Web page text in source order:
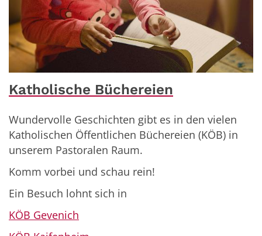
Katholische Büchereien
Wundervolle Geschichten gibt es in den vielen
Katholischen Öffentlichen Büchereien (KÖB) in
unserem Pastoralen Raum.
Komm vorbei und schau rein!
Ein Besuch lohnt sich in
KÖB Gevenich